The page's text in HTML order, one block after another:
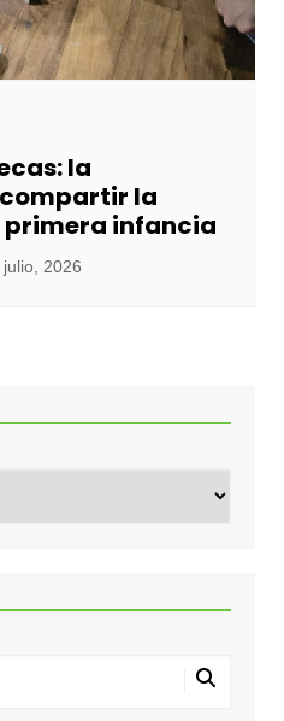
la
la
primera infancia
julio, 2026